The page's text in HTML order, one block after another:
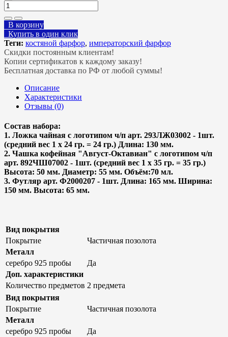
В корзину
Купить в один клик
Теги: костяной фарфор, императорский фарфор
Скидки постоянным клиентам!
Копии сертификатов к каждому заказу!
Бесплатная доставка по РФ от любой суммы!
Описание
Характеристики
Отзывы (0)
Состав набора:
1. Ложка чайная с логотипом ч/п арт. 293ЛЖ03002 - 1шт.
(средний вес 1 х 24 гр. = 24 гр.) Длина: 130 мм.
2. Чашка кофейная "Август-Октавиан" с логотипом ч/п
арт. 892ЧШ07002 - 1шт. (средний вес 1 х 35 гр. = 35 гр.)
Высота: 50 мм. Диаметр: 55 мм. Объём:70 мл.
3. Футляр арт. Ф2000207 - 1шт. Длина: 165 мм. Ширина:
150 мм. Высота: 65 мм.
Вид покрытия
Покрытие
Частичная позолота
Металл
серебро 925 пробы
Да
Доп. характеристики
Количество предметов 2 предмета
Вид покрытия
Покрытие
Частичная позолота
Металл
серебро 925 пробы
Да